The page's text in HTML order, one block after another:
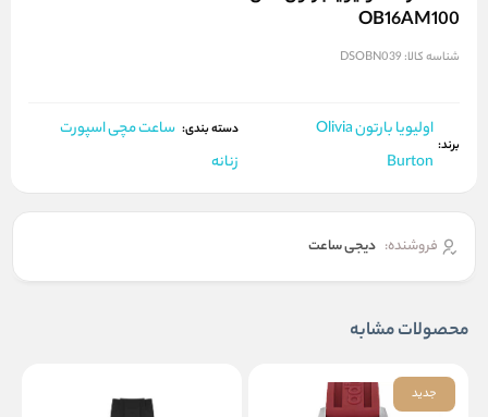
OB16AM100
شناسه کالا: DSOBN039
برند:
اولیویا بارتون Olivia
Burton
دسته بندی: ساعت مچی اسپورت
زنانه
فروشنده: دیجی ساعت
محصولات مشابه
جدید